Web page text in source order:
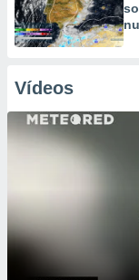
Vídeos